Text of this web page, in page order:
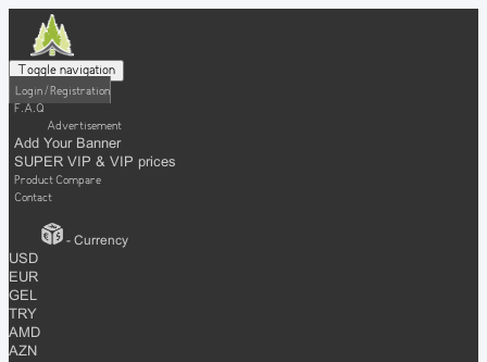
Toggle navigation
Login / Registration
F.A.Q
Advertisement
Add Your Banner
SUPER VIP & VIP prices
Product Compare
Contact
- Currency
USD
EUR
GEL
TRY
AMD
AZN